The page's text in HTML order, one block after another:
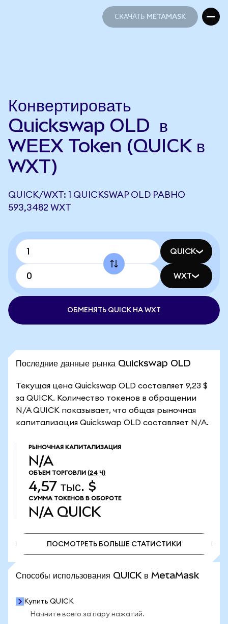
СКАЧАТЬ METAMASK
Конвертировать
Quickswap OLD в
WEEX Token (QUICK в
WXT)
QUICK/WXT: 1 QUICKSWAP OLD РАВНО
593,3482 WXT
QUICK
WXT
ОБМЕНЯТЬ QUICK НА WXT
Последние данные рынка Quickswap OLD
Текущая цена Quickswap OLD составляет 9,23 $
за QUICK. Количество токенов в обращении
N/A QUICK показывает, что общая рыночная
капитализация Quickswap OLD составляет N/A.
РЫНОЧНАЯ КАПИТАЛИЗАЦИЯ
N/A
ОБЪЕМ ТОРГОВЛИ (24 Ч)
4,57 тыс. $
СУММА ТОКЕНОВ В ОБОРОТЕ
N/A QUICK
ПОСМОТРЕТЬ БОЛЬШЕ СТАТИСТИКИ
Способы использования QUICK в MetaMask
Купить QUICK
Начните всего за пару нажатий.